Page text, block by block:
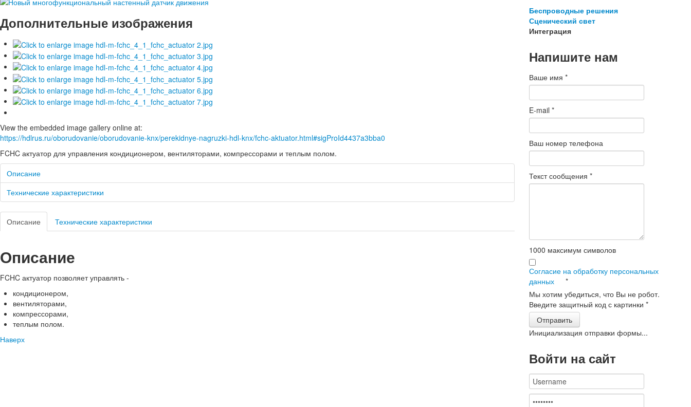
Дополнительные изображения
View the embedded image gallery online at:
https://hdlrus.ru/oborudovanie/oborudovanie-knx/perekidnye-nagruzki-hdl-knx/fchc-aktuator.html#sigProId4437a3bba0
FCHC актуатор для управления кондиционером, вентиляторами, компрессорами и теплым полом.
Описание
Технические характеристики
Описание Технические характеристики
Описание
FCHC актуатор позволяет управлять -
кондиционером,
вентиляторами,
компрессорами,
теплым полом.
Наверх
Беспроводные решения
Сценический свет
Интеграция
Напишите нам
Ваше имя*
E-mail*
Ваш номер телефона
Текст сообщения*
1000 максимум символов
Согласие на обработку персональных
данных
*
Мы хотим убедиться, что Вы не робот.
Введите защитный код с картинки*
Отправить
Инициализация отправки формы...
Войти на сайт